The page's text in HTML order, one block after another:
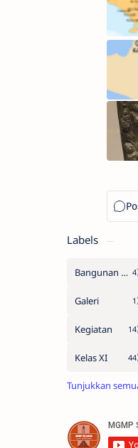
Labels
Bangunan Sejarah
Galeri
Kegiatan
Kelas XI